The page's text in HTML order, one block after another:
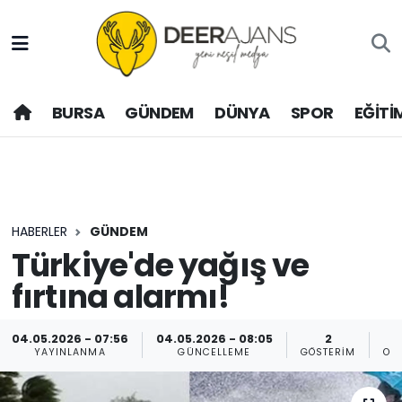
BURSA GÜNDEM DÜNYA SPOR
HABERLER GÜNDEM
Türkiye'de yağış ve
fırtına alarmı!
04.05.2026 - 07:56
YAYINLANMA
04.05.2026 - 08:05
GÜNCELLEME
2
GÖSTERIM
Hava Durumu
Trafik Durumu
Son Dakika Haberleri
Haber Arşivi